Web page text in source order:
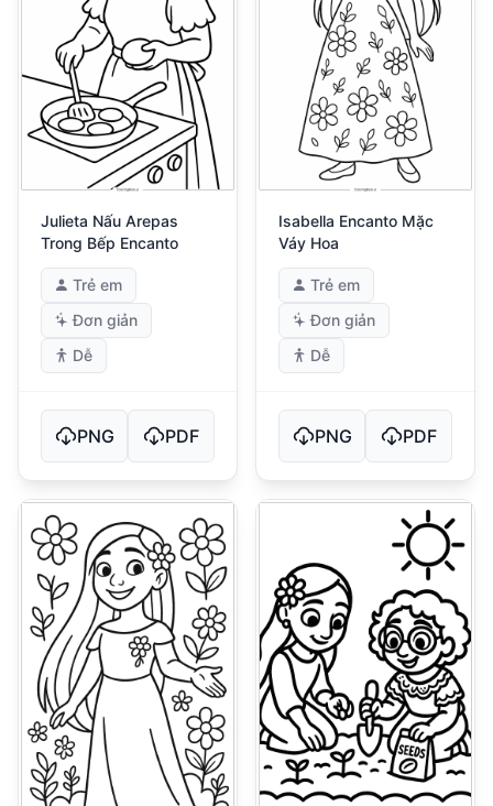
Julieta Nấu Arepas
Trong Bếp Encanto
Trẻ em
Đơn giản
Dễ
PNG PDF
Isabella Encanto Mặc
Váy Hoa
Trẻ em
Đơn giản
Dễ
PNG PDF